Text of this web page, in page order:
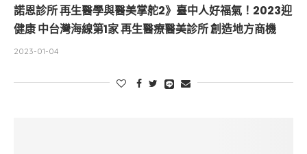
諾恩診所 再生醫學與醫美掌舵2》臺中人好福氣！2023迎
健康 中台灣海線第1家 再生醫療醫美診所 創造地方商機
2023-01-04